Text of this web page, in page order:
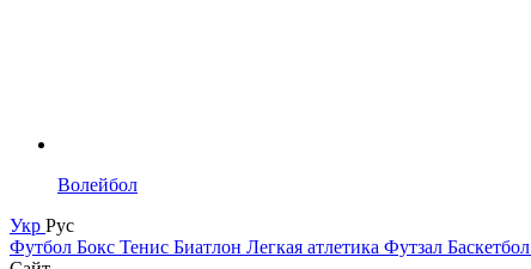
Волейбол
Укр Рус
Футбол Бокс Тенис Биатлон Легкая атлетика Футзал Баскетбол